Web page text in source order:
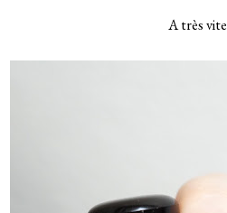
A très vite